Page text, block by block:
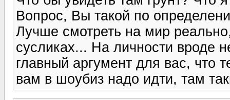
Вопрос, Вы такой по
Лучше смотреть на мир
сусликах... На личности вроде
главный аргумент для вас, что
вам в шоубиз надо идти, там